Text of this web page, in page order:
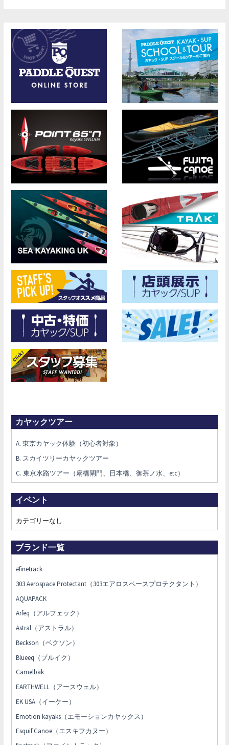
ビ
ゲ
ー
シ
ョ
カヤックツアー
A. 東京カヤック体験（初心者対象）
B. スカイツリーカヤックツアー
C. 東京水路ツアー（扇橋閘門、日本橋、御茶ノ水、etc）
イベント
カテゴリーなし
ブランド一覧
#finetrack
303 Aerospace Protectant（303エアロスペースプロテクタント）
AQUAPACK
Arfeq（アルフェック）
Astral（アストラル）
Beckson（ベクソン）
Blueeq（ブルイク）
Camelbak
EARTHWELL（アースウェル）
EK USA（イーケー）
Emotion kayaks（エモーションカヤックス）
Esquif Canoe（エスキフカヌー）